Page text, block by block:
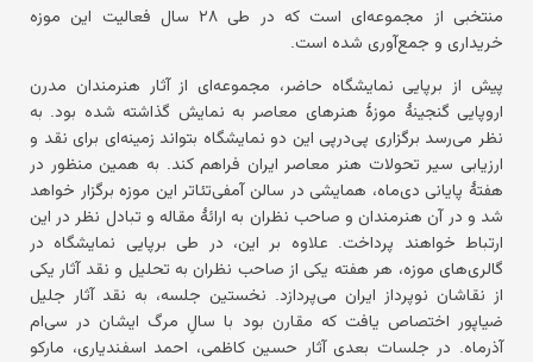
منتخبی از مجموعه‌ای است که در طی ۲۸ سال فعالیت این موزه
خریداری و جمع‌آوری شده است.
پیش از برپایی نمایشگاه حاضر، مجموعه‌ای از آثار هنرمندان مدرن
اروپایی گنجینهٔ موزهٔ هنرهای معاصر به نمایش گذاشته شده بود. به
نظر می‌رسد برگزاری پی‌در‌پی این دو نمایشگاه بتواند زمینه‌ای برای نقد و
ارزیابی سیر تحولات هنر معاصر ایران فراهم کند. به همین منظور در
هفتهٔ پایانی دی‌ماه، همایشی در سالن آمفی‌تئاتر این موزه برگزار خواهد
شد و در آن هنرمندان و صاحب‌ نظران به ارائهٔ مقاله و تبادل ‌نظر در این
ارتباط خواهند پرداخت. علاوه بر این، در طی برپایی نمایشگاه در
گالری‌های موزه، هر هفته یکی از صاحب‌ نظران به تحلیل و نقد آثار یکی
از نقاشان نوپرداز ایران می‌پردازد. نخستین جلسه، به نقد آثار جلیل
ضیاپور اختصاص یافت که مقارن بود با سالِ مرگ ایشان در سی‌ام
آذرماه. در جلسات بعدی آثار حسین کاظمی، احمد اسفندیاری، مارکو